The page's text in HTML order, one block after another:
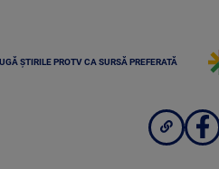
ȘTIRILE PROTV CA SURSĂ PREFERATĂ